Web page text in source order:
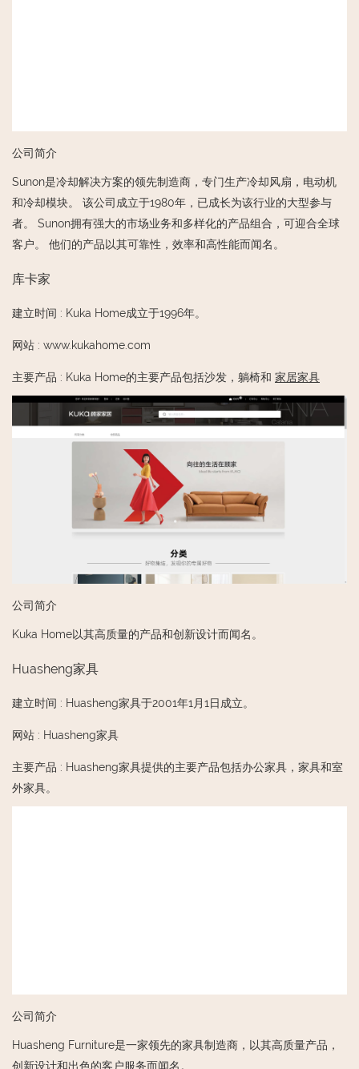
公司简介
Sunon是冷却解决方案的领先制造商，专门生产冷却风扇，电动机
和冷却模块。 该公司成立于1980年，已成长为该行业的大型参与
者。 Sunon拥有强大的市场业务和多样化的产品组合，可迎合全球
客户。 他们的产品以其可靠性，效率和高性能而闻名。
库卡家
建立时间 : Kuka Home成立于1996年。
网站 : www.kukahome.com
主要产品 : Kuka Home的主要产品包括沙发，躺椅和 家居家具
公司简介
Kuka Home以其高质量的产品和创新设计而闻名。
Huasheng家具
建立时间 : Huasheng家具于2001年1月1日成立。
网站 : Huasheng家具
主要产品 : Huasheng家具提供的主要产品包括办公家具，家具和室
外家具。
公司简介
Huasheng Furniture是一家领先的家具制造商，以其高质量产品，
创新设计和出色的客户服务而闻名。